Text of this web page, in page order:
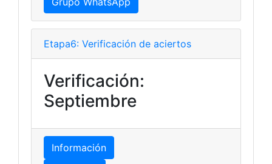
Etapa6: Verificación de aciertos
Verificación:
Septiembre
Información